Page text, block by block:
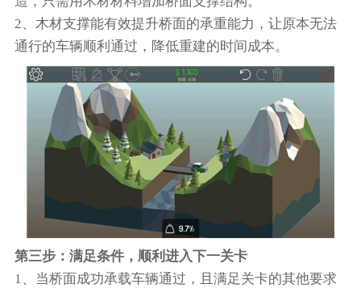
2、木材支撑能有效提升桥面的承重能力，让原本无法
通行的车辆顺利通过，降低重建的时间成本。
第三步：满足条件，顺利进入下一关卡
1、当桥面成功承载车辆通过，且满足关卡的其他要求